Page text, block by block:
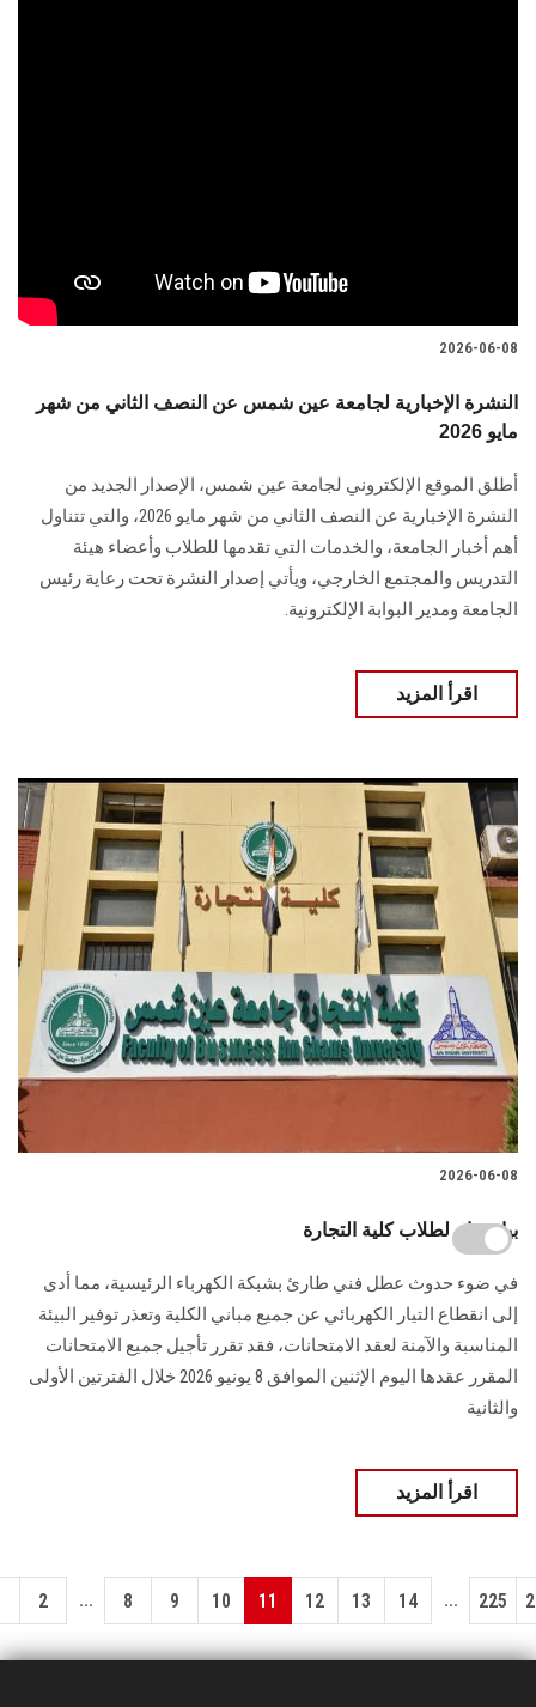
2026-06-08
النشرة الإخبارية لجامعة عين شمس عن النصف الثاني من شهر
مايو 2026
أطلق الموقع الإلكتروني لجامعة عين شمس، الإصدار الجديد من
النشرة الإخبارية عن النصف الثاني من شهر مايو 2026، والتي تتناول
أهم أخبار الجامعة، والخدمات التي تقدمها للطلاب وأعضاء هيئة
التدريس والمجتمع الخارجي، ويأتي إصدار النشرة تحت رعاية رئيس
الجامعة ومدير البوابة الإلكترونية.
اقرأ المزيد
2026-06-08
بيان هام لطلاب كلية التجارة
في ضوء حدوث عطل فني طارئ بشبكة الكهرباء الرئيسية، مما أدى
إلى انقطاع التيار الكهربائي عن جميع مباني الكلية وتعذر توفير البيئة
المناسبة والآمنة لعقد الامتحانات، فقد تقرر تأجيل جميع الامتحانات
المقرر عقدها اليوم الإثنين الموافق 8 يونيو 2026 خلال الفترتين الأولى
والثانية
اقرأ المزيد
2 ... 8 9 10 11 12 13 14 ... 225